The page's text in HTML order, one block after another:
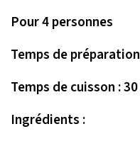
Pour 4 personnes
Temps de
Temps de cuisson :
Ingrédients :